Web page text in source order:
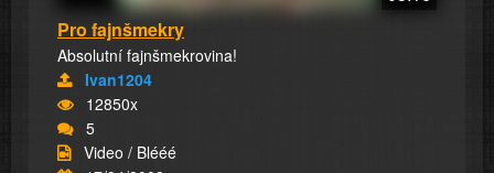
Pro fajnšmekry
Absolutní fajnšmekrovina!
Ivan1204
12850x
5
Video / Blééé